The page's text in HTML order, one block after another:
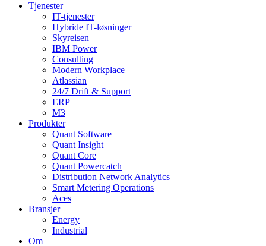
Tjenester
IT-tjenester
Hybride IT-løsninger
Skyreisen
IBM Power
Consulting
Modern Workplace
Atlassian
24/7 Drift & Support
ERP
M3
Produkter
Quant Software
Quant Insight
Quant Core
Quant Powercatch
Distribution Network Analytics
Smart Metering Operations
Aces
Bransjer
Energy
Industrial
Om